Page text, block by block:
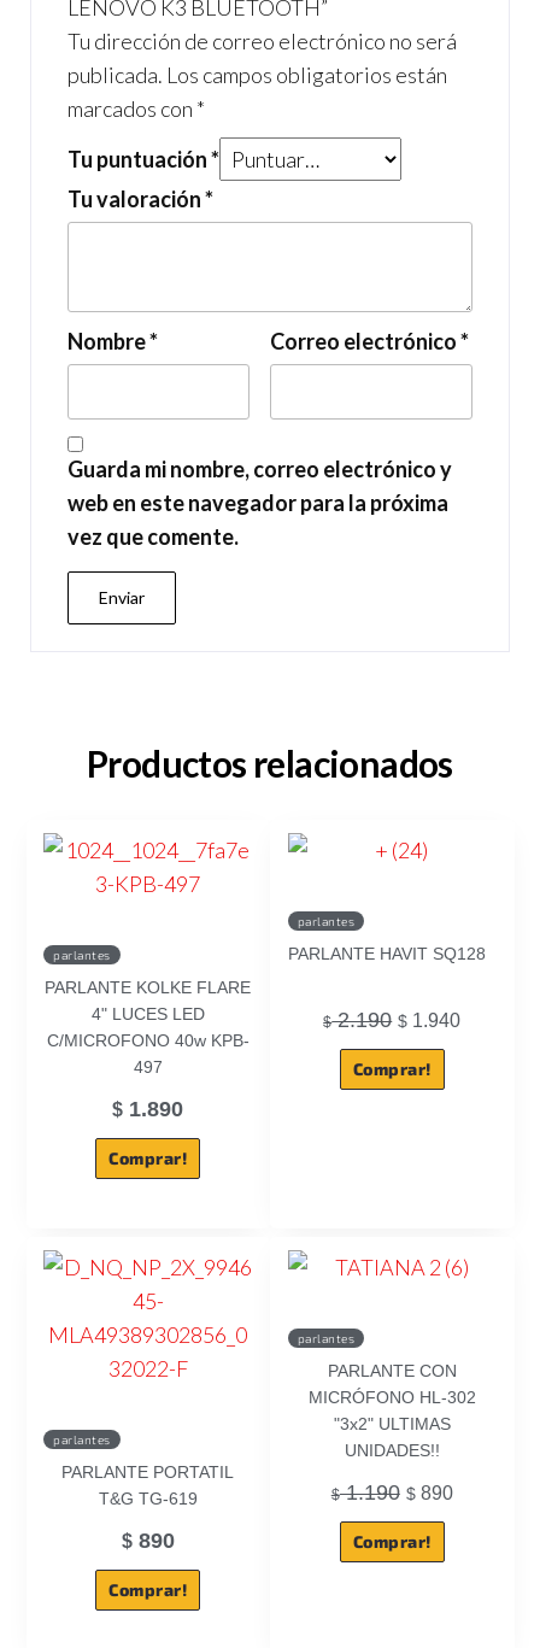
LENOVO K3 BLUETOOTH”
Tu dirección de correo electrónico no será
publicada. Los campos obligatorios están
marcados con *
Tu puntuación*
Tu valoración*
Nombre* Correo electrónico*
Guarda mi nombre, correo electrónico y
web en este navegador para la próxima
vez que comente.
Productos relacionados
parlantes
PARLANTE KOLKE FLARE
4" LUCES LED
C/MICROFONO 40w KPB-
497
$ 1.890
Comprar!
parlantes
PARLANTE HAVIT SQ128
$2.190 $ 1.940
Comprar!
parlantes
PARLANTE PORTATIL
T&G TG-619
$890
Comprar!
parlantes
PARLANTE CON
MICRÓFONO HL-302
"3x2" ULTIMAS
UNIDADES!!
$1.190 $890
Comprar!